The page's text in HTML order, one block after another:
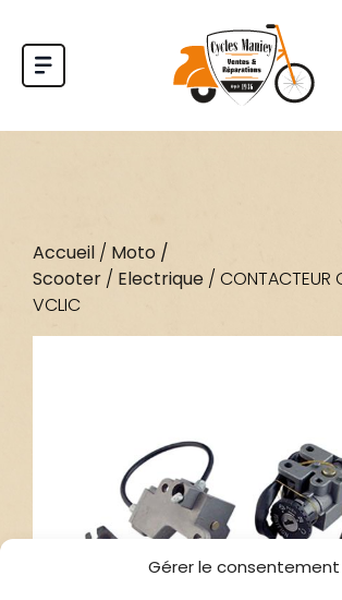
Gérer le consentement
Accueil / Moto /
Scooter / Electrique / CONTACTEUR
VCLIC